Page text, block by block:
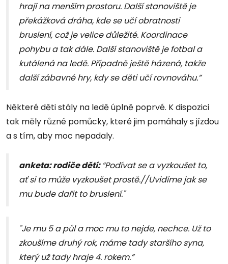
hrají na menším prostoru. Další stanoviště je
překážková dráha, kde se učí obratnosti
bruslení, což je velice důležité. Koordinace
pohybu a tak dále. Další stanoviště je fotbal a
kutálená na ledě. Případně ještě házená, takže
další zábavné hry, kdy se děti učí rovnováhu.”
Některé děti stály na ledě úplně poprvé. K dispozici
tak měly různé pomůcky, které jim pomáhaly s jízdou
a s tím, aby moc nepadaly.
anketa: rodiče dětí:“Podívat se a vyzkoušet to,
ať si to může vyzkoušet prostě.//Uvidíme jak se
mu bude dařit to bruslení."
"Je mu 5 a půl a moc mu to nejde, nechce. Už to
zkoušíme druhý rok, máme tady staršího syna,
který už tady hraje 4. rokem.”